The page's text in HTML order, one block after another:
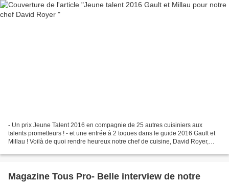
- Un prix Jeune Talent 2016 en compagnie de 25 autres cuisiniers aux
talents prometteurs ! - et une entrée à 2 toques dans le guide 2016 Gault et
Millau ! Voilà de quoi rendre heureux notre chef de cuisine, David Royer,
Magazine Tous Pro- Belle interview de notre